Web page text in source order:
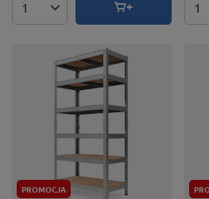
Ilość produktów
PROMOCJA